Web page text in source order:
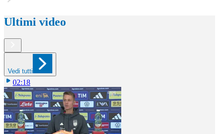
Ultimi video
Vedi tutti
02:18